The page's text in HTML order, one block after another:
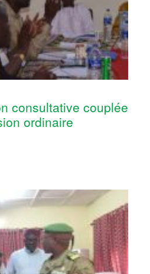
consultative couplée
ordinaire